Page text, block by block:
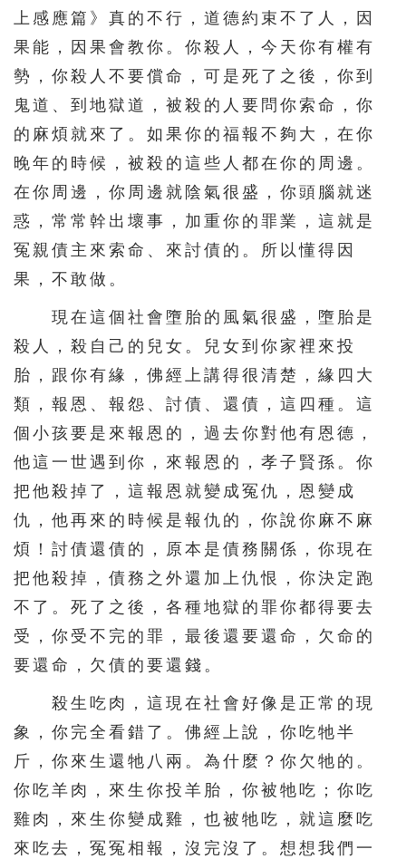
上感應篇》真的不行，道德約束不了人，因
果能，因果會教你。你殺人，今天你有權有
勢，你殺人不要償命，可是死了之後，你到
鬼道、到地獄道，被殺的人要問你索命，你
的麻煩就來了。如果你的福報不夠大，在你
晚年的時候，被殺的這些人都在你的周邊。
在你周邊，你周邊就陰氣很盛，你頭腦就迷
惑，常常幹出壞事，加重你的罪業，這就是
冤親債主來索命、來討債的。所以懂得因
果，不敢做。
現在這個社會墮胎的風氣很盛，墮胎是
殺人，殺自己的兒女。兒女到你家裡來投
胎，跟你有緣，佛經上講得很清楚，緣四大
類，報恩、報怨、討債、還債，這四種。這
個小孩要是來報恩的，過去你對他有恩德，
他這一世遇到你，來報恩的，孝子賢孫。你
把他殺掉了，這報恩就變成冤仇，恩變成
仇，他再來的時候是報仇的，你說你麻不麻
煩！討債還債的，原本是債務關係，你現在
把他殺掉，債務之外還加上仇恨，你決定跑
不了。死了之後，各種地獄的罪你都得要去
受，你受不完的罪，最後還要還命，欠命的
要還命，欠債的要還錢。
殺生吃肉，這現在社會好像是正常的現
象，你完全看錯了。佛經上說，你吃牠半
斤，你來生還牠八兩。為什麼？你欠牠的。
你吃羊肉，來生你投羊胎，你被牠吃；你吃
雞肉，來生你變成雞，也被牠吃，就這麼吃
來吃去，冤冤相報，沒完沒了。想想我們一